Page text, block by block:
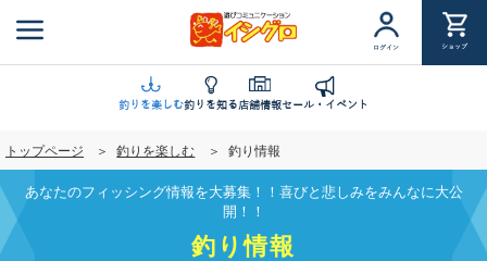
ン
に
移
動
ログイン ショップ
釣りを楽しむ釣りを知る店舗情報セール・イベント
トップページ 釣りを楽しむ 釣り情報
あなたのフィッシング情報を大募集！！喜びと悲しみをみんなに大公
開！！
釣り情報